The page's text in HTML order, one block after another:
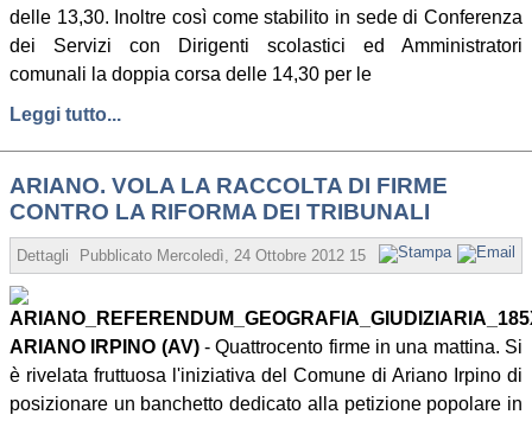
delle 13,30. Inoltre così come stabilito in sede di Conferenza
dei Servizi con Dirigenti scolastici ed Amministratori
comunali la doppia corsa delle 14,30 per le
Leggi tutto...
ARIANO. VOLA LA RACCOLTA DI FIRME
CONTRO LA RIFORMA DEI TRIBUNALI
Dettagli Pubblicato Mercoledì, 24 Ottobre 2012 15:37 Scritto da
ARIANO IRPINO (AV)- Quattrocento firme in una mattina. Si
è rivelata fruttuosa l'iniziativa del Comune di Ariano Irpino di
posizionare un banchetto dedicato alla petizione popolare in